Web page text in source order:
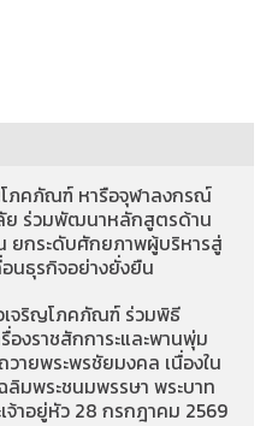
โภคภัณฑ์ หารือจุฬาลงกรณ์
ย ร่วมพัฒนาหลักสูตรด้าน
ยกระดับศักยภาพผู้บริหารสู่
นธุรกิจอย่างยั่งยืน
เจริญโภคภัณฑ์ ร่วมพิธี
งราชสักการะและพานพุ่ม
วายพระพรชัยมงคล เนื่องใน
ลิมพระชนมพรรษา พระบาท
จ้าอยู่หัว 28 กรกฎาคม 2569